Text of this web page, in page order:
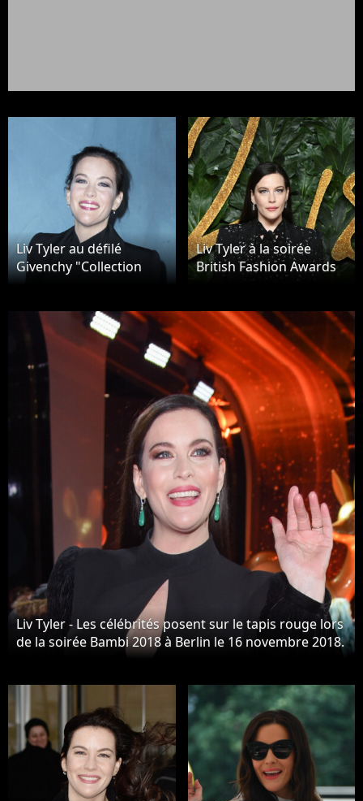
Liv Tyler au défilé
Givenchy "Collection
Prêt-à-Porter
lors de la Fashion Week
de Paris (PFW), à Paris,
France, le 30 septembre
2018. © Olivier
Borde/Bestimage
Liv Tyler à la soirée
British Fashion Awards
décembre 2018
Liv Tyler - Les célébrités posent sur le tapis rouge lors
de la soirée Bambi 2018 à Berlin le 16 novembre 2018.